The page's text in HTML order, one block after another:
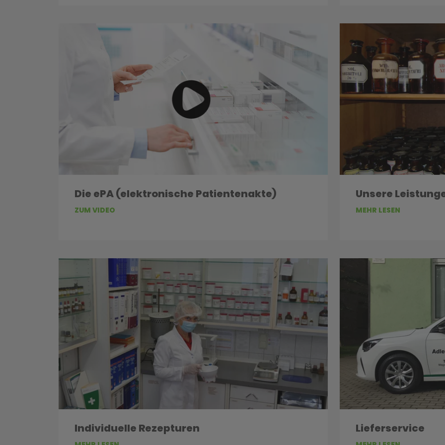
Die ePA (elektronische Patientenakte)
ZUM VIDEO
Unsere
MEHR LESEN
Individuelle Rezepturen Lieferservice